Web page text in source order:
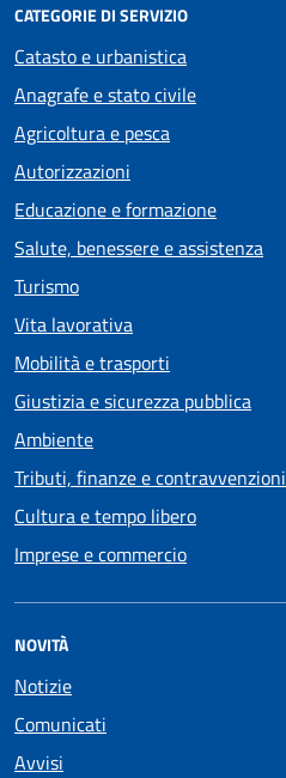
CATEGORIE DI SERVIZIO
Catasto e urbanistica
Anagrafe e stato civile
Agricoltura e pesca
Autorizzazioni
Educazione e formazione
Salute, benessere e assistenza
Turismo
Vita lavorativa
Mobilità e trasporti
Giustizia e sicurezza pubblica
Ambiente
Tributi, finanze e contravvenzioni
Cultura e tempo libero
Imprese e commercio
NOVITÀ
Notizie
Comunicati
Avvisi